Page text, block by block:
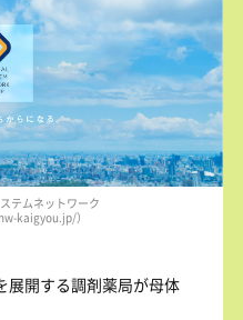
テムネットワーク
kaigyou.jp/）
展開する調剤薬局が母体